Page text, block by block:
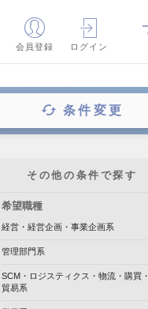
会員登録 ログイン
条件変更
その他の条件で探す
希望職種
経営・経営企画・事業企画系
管理部門系
SCM・ロジスティクス・物流・購買・
貿易系